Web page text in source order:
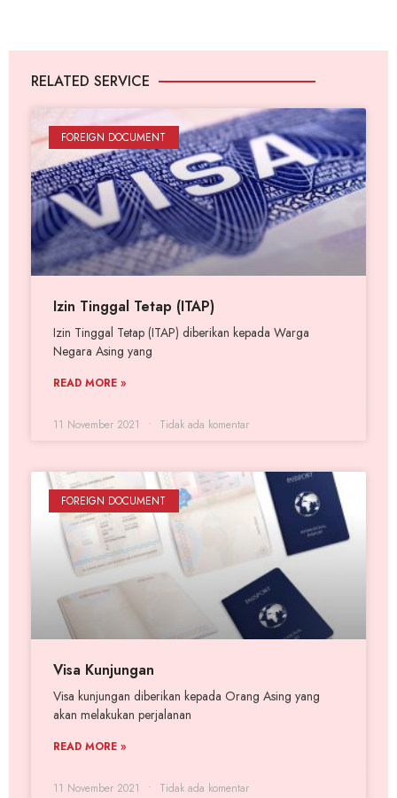
RELATED SERVICE
FOREIGN DOCUMENT
Izin Tinggal Tetap (ITAP)
Izin Tinggal Tetap (ITAP) diberikan kepada Warga
Negara Asing yang
READ MORE »
11 November 2021 Tidak ada komentar
FOREIGN DOCUMENT
Visa Kunjungan
Visa kunjungan diberikan kepada Orang Asing yang
akan melakukan perjalanan
READ MORE »
11 November 2021 Tidak ada komentar